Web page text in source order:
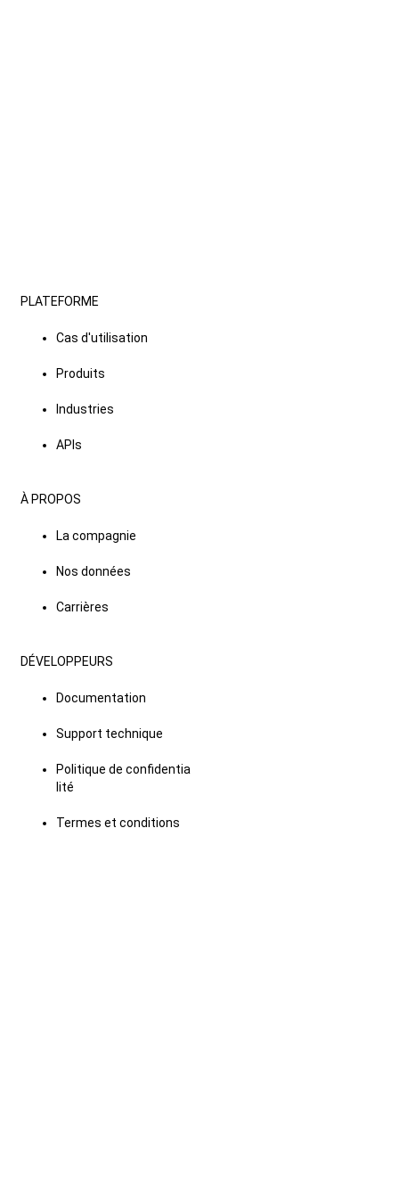
PLATEFORME
Cas d'utilisation
Produits
Industries
APIs
À PROPOS
La compagnie
Nos données
Carrières
DÉVELOPPEURS
Documentation
Support technique
Politique de confidentia
lité
Termes et conditions